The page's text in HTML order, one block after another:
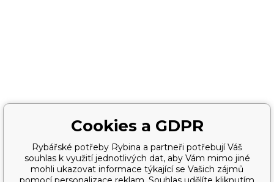
Cookies a GDPR
Rybářské potřeby Rybina a partneři potřebují Váš
souhlas k využití jednotlivých dat, aby Vám mimo jiné
mohli ukazovat informace týkající se Vašich zájmů